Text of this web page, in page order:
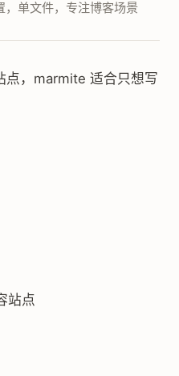
，单文件，专注博客场景
点，marmite 适合只想写
站点